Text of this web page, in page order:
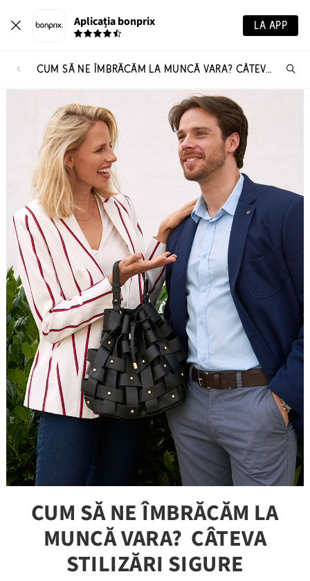
Aplicația bonprix LA APP
CUM SĂ NE ÎMBRĂCĂM LA MUNCĂ VARA? CÂTEVA STILIZĂRI SIGURE
CUM SĂ NE ÎMBRĂCĂM LA
MUNCĂ VARA? CÂTEVA
STILIZĂRI SIGURE